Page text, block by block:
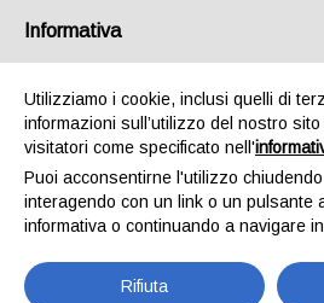
CLASSE C 220
Home Prodotti taggati
Informativa
Utilizziamo i cookie, inclusi quelli di
informazioni sull’utilizzo del nostro
visitatori come specificato nell'
Puoi acconsentirne l'utilizzo
interagendo con un link o un pulsante
informativa o continuando a navigare
Rifiuta